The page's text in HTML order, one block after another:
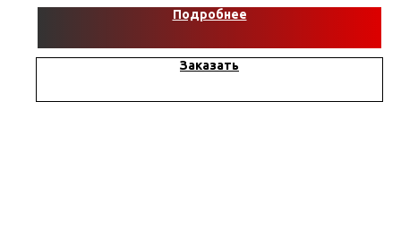
Li-ION АКБ -80В/205Ач
Подробнее
Заказать